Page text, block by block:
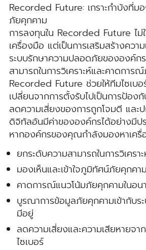
Recorded Future: เกราะกำบังที่ม
ภัยคุกคาม
การลงทุนใน Recorded Future ไม่
เครื่องมือ แต่เป็นการเสริมสร้างควา
ระบบรักษาความปลอดภัยขององค์
สามารถในการวิเคราะห์และคาดกา
Recorded Future ช่วยให้ทีมไซเบ
เปลี่ยนจากการตั้งรับไปเป็นการป้องกั
ลดความเสี่ยงของการถูกโจมตี แล
ดิจิทัลอันมีค่าขององค์กรได้อย่างมีป
หากองค์กรของคุณกำลังมองหาเครื่
ยกระดับความสามารถในการวิเคร
มองเห็นและเข้าใจภูมิทัศน์ภัยคุกค
คาดการณ์แนวโน้มภัยคุกคามในอน
บูรณาการข้อมูลภัยคุกคามเข้ากับ
มีอยู่
ลดความเสี่ยงและความเสียหายจา
ไซเบอร์